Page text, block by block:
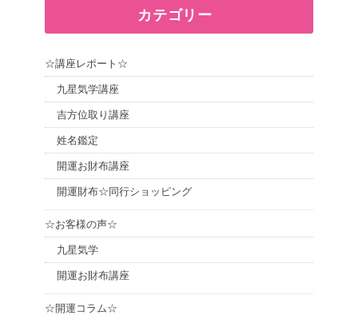
カテゴリー
☆講座レポート☆
九星気学講座
吉方位取り講座
姓名鑑定
開運お財布講座
開運財布☆同行ショッピング
☆お客様の声☆
九星気学
開運お財布講座
☆開運コラム☆